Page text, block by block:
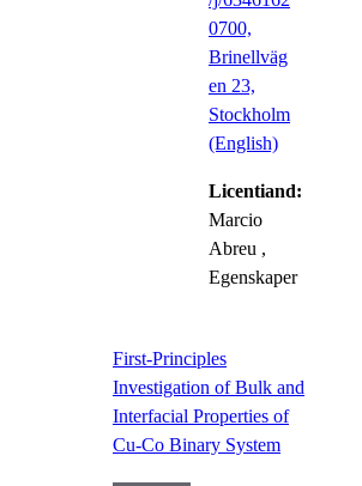
0700,
Brinellväg
en 23,
Stockholm
(English)
Licentiand:
Marcio
Abreu ,
Egenskaper
First-Principles
Investigation of Bulk and
Interfacial Properties of
Cu-Co Binary System